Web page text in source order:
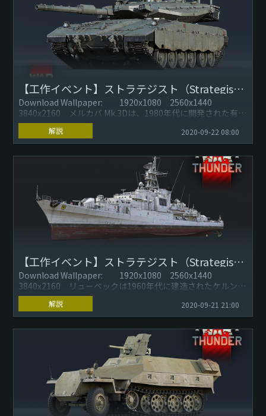
【工作イベント】ストラテジスト（Strategist）：メルカバ Mk.3D
Download Wallpaper: 1920x1080 2560x1440
3840x2160 メルカバ Mk.3Dは、1980年代に開発された有名
なイスラエル主力戦車の後期...
解説 2020-09-22 08:00
【工作イベント】ストラテジスト（Strategist）：リューベック
Download Wallpaper: 1920x1080 2560x1440
3840x2160 リューベックは1960年代に建造されたケルン級
フリゲート艦であり、第二次世界大...
解説 2020-09-21 21:00